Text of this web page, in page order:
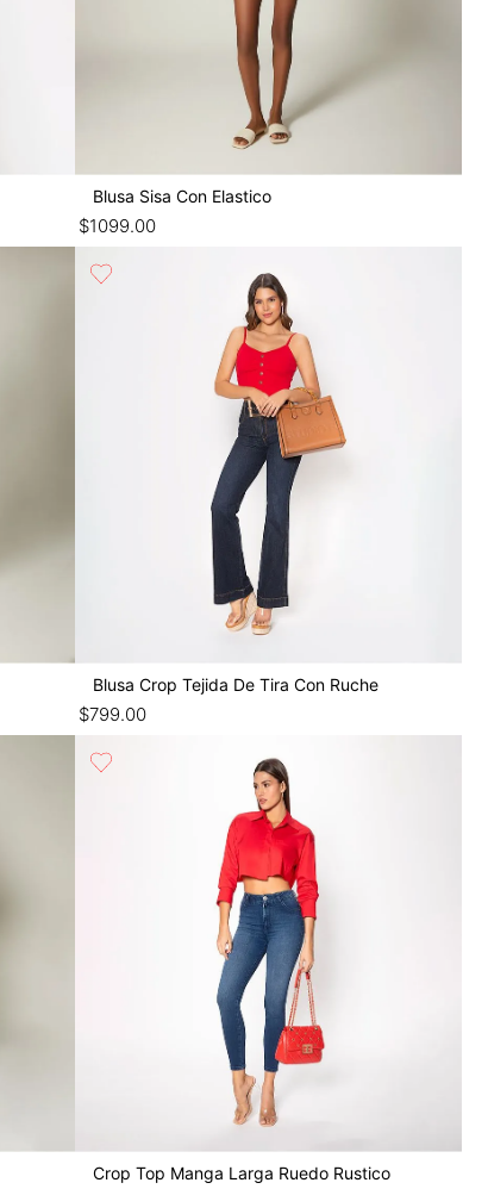
Blusa Sisa Con Elastico
$1099.00
Blusa Crop Tejida De Tira Con Ruche
$799.00
Crop Top Manga Larga Ruedo Rustico